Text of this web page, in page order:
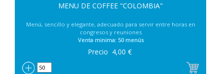
MENU DE COFFEE "COLOMBIA"
Menú, sencillo y elegante, adecuado para servir entre horas en
congresos y reuniones
Venta minima: 50 menús
Precio 4,00 €